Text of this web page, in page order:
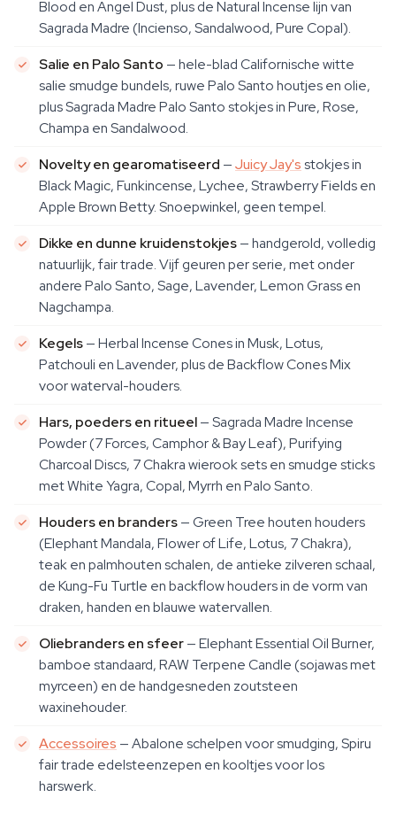
Blood en Angel Dust, plus de Natural Incense lijn van
Sagrada Madre (Incienso, Sandalwood, Pure Copal).
Salie en Palo Santo — hele-blad Californische witte
salie smudge bundels, ruwe Palo Santo houtjes en olie,
plus Sagrada Madre Palo Santo stokjes in Pure, Rose,
Champa en Sandalwood.
Novelty en gearomatiseerd —Juicy Jay'sstokjes in
Black Magic, Funkincense, Lychee, Strawberry Fields en
Apple Brown Betty. Snoepwinkel, geen tempel.
Dikke en dunne kruidenstokjes— handgerold, volledig
natuurlijk, fair trade. Vijf geuren per serie, met onder
andere Palo Santo, Sage, Lavender, Lemon Grass en
Nagchampa.
Kegels— Herbal Incense Cones in Musk, Lotus,
Patchouli en Lavender, plus de Backflow Cones Mix
voor waterval-houders.
Hars, poeders en ritueel— Sagrada Madre Incense
Powder (7 Forces, Camphor & Bay Leaf), Purifying
Charcoal Discs, 7 Chakra wierook sets en smudge sticks
met White Yagra, Copal, Myrrh en Palo Santo.
Houders en branders— Green Tree houten houders
(Elephant Mandala, Flower of Life, Lotus, 7 Chakra),
teak en palmhouten schalen, de antieke zilveren schaal,
de Kung-Fu Turtle en backflow houders in de vorm van
draken, handen en blauwe watervallen.
Oliebranders en sfeer— Elephant Essential Oil Burner,
bamboe standaard, RAW Terpene Candle (sojawas met
myrceen) en de handgesneden zoutsteen
waxinehouder.
Accessoires — Abalone schelpen voor smudging, Spiru
fair trade edelsteenzepen en kooltjes voor los
harswerk.